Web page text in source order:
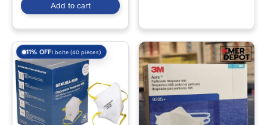
Add to cart
11% OFF1 boîte (40 pièces)